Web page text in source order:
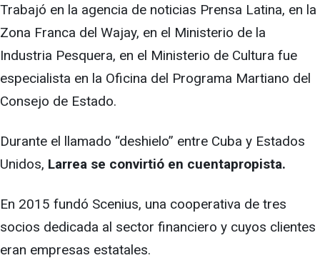
Trabajó en la agencia de noticias Prensa Latina, en la
Zona Franca del Wajay, en el Ministerio de la
Industria Pesquera, en el Ministerio de Cultura fue
especialista en la Oficina del Programa Martiano del
Consejo de Estado.
Durante el llamado “deshielo” entre Cuba y Estados
Unidos, Larrea se convirtió en cuentapropista.
En 2015 fundó Scenius, una cooperativa de tres
socios dedicada al sector financiero y cuyos clientes
eran empresas estatales.